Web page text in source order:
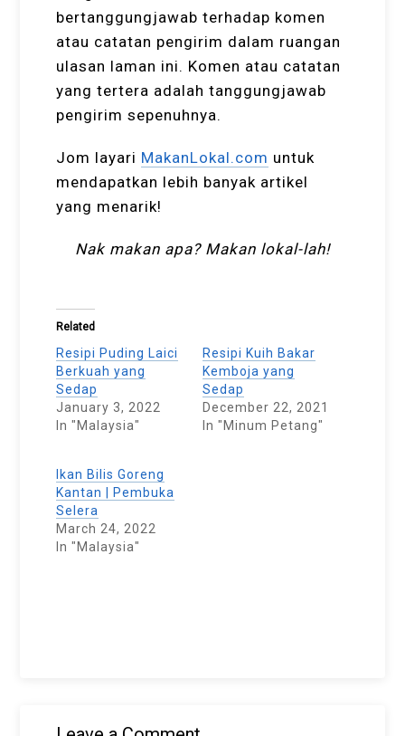
bertanggungjawab terhadap komen
atau catatan pengirim dalam ruangan
ulasan laman ini. Komen atau catatan
yang tertera adalah tanggungjawab
pengirim sepenuhnya.
Jom layari MakanLokal.com untuk
mendapatkan lebih banyak artikel
yang menarik!
Nak makan apa? Makan lokal-lah!
Related
Resipi Puding Laici
Berkuah yang
Sedap
January 3, 2022
In "Malaysia"
Resipi Kuih Bakar
Kemboja yang
Sedap
December 22, 2021
In "Minum Petang"
Ikan Bilis Goreng
Kantan | Pembuka
Selera
March 24, 2022
In "Malaysia"